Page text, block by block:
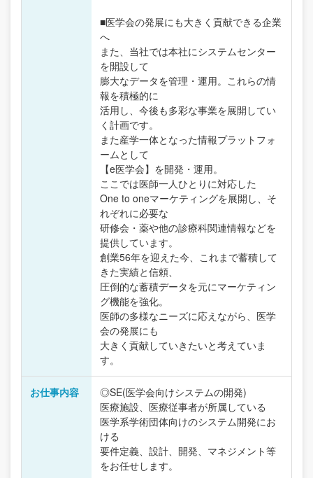
■医学会の発展にも大きく貢献できる企業
へ
また、当社では本社にシステムセンター
を開設して
膨大なデータを管理・運用。これらの情
報を積極的に
活用し、今後も多彩な事業を展開してい
く計画です。
また産学一体となった情報プラットフォ
ームとして
【e医学会】を開発・運用。
ここでは医師一人ひとりに対応した
One to oneマーケティングを展開し、そ
れぞれに必要な
研修会・薬や他の診療科関連情報などを
提供しています。
創業56年を迎えた今、これまで蓄積して
きた実績と信頼、
圧倒的な蓄積データを元にマーケティン
グ機能を強化。
医師の多様なニーズに応えながら、医学
会の発展にも
大きく貢献していきたいと考えていま
す。
お仕事内容
◎SE(医学会向けシステムの開発)
医療施設、医療従事者が所属している
医学系学術団体向けのシステム開発にお
ける
要件定義、設計、開発、マネジメント等
をお任せします。